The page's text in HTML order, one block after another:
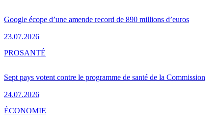
Google écope d’une amende record de 890 millions d’euros
23.07.2026
Sept pays votent contre le programme de santé de la Commission
24.07.2026
PROSANTÉ
ÉCONOMIE